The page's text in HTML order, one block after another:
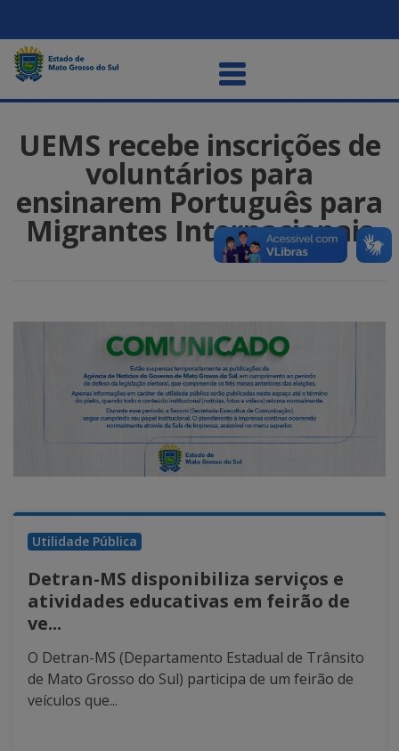
UEMS recebe inscrições de
voluntários para
ensinarem Português para
Migrantes Internacionais
Utilidade Pública
Detran-MS disponibiliza serviços e
atividades educativas em feirão de
ve...
O Detran-MS (Departamento Estadual de Trânsito
de Mato Grosso do Sul) participa de um feirão de
veículos que...